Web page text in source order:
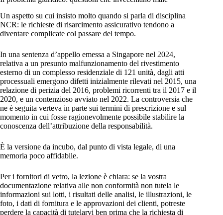
Un aspetto su cui insisto molto quando si parla di disciplina
NCR: le richieste di risarcimento assicurativo tendono a
diventare complicate col passare del tempo.
In una sentenza d’appello emessa a Singapore nel 2024,
relativa a un presunto malfunzionamento del rivestimento
esterno di un complesso residenziale di 121 unità, dagli atti
processuali emergono difetti inizialmente rilevati nel 2015, una
relazione di perizia del 2016, problemi ricorrenti tra il 2017 e il
2020, e un contenzioso avviato nel 2022. La controversia che
ne è seguita verteva in parte sui termini di prescrizione e sul
momento in cui fosse ragionevolmente possibile stabilire la
conoscenza dell’attribuzione della responsabilità.
È la versione da incubo, dal punto di vista legale, di una
memoria poco affidabile.
Per i fornitori di vetro, la lezione è chiara: se la vostra
documentazione relativa alle non conformità non tutela le
informazioni sui lotti, i risultati delle analisi, le illustrazioni, le
foto, i dati di fornitura e le approvazioni dei clienti, potreste
perdere la capacità di tutelarvi ben prima che la richiesta di